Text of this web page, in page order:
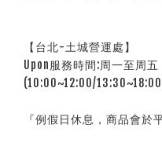
【台北-土城營運處】
Upon服務時間:周一至周五
(10:00~12:00/
『例假日休息，商品會於